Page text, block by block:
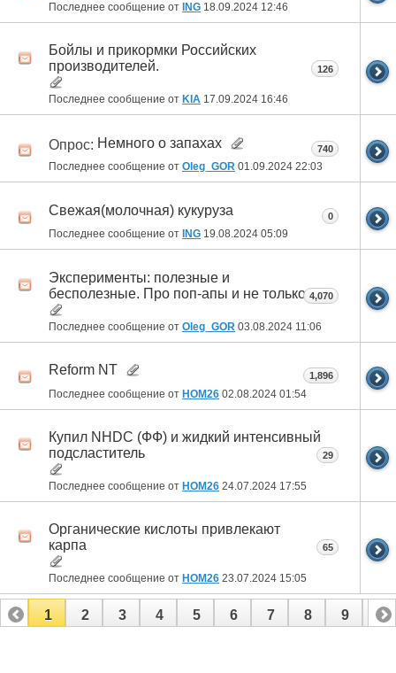
Последнее сообщение от ING 18.09.2024 12:46
Бойлы и прикормки Российских
производителей.
Последнее сообщение от KIA 17.09.2024 16:46
126
Опрос: Немного о запахах
Последнее сообщение от Oleg_GOR 01.09.2024 22:03
740
Свежая(молочная) кукуруза
Последнее сообщение от ING 19.08.2024 05:09
0
Эксперименты: полезные и
бесполезные. Про поп-апы и не только...
Последнее сообщение от Oleg_GOR 03.08.2024 11:06
4,070
Reform NT
Последнее сообщение от HOM26 02.08.2024 01:54
1,896
Купил NHDC (ФФ) и жидкий интенсивный
подсластитель
Последнее сообщение от HOM26 24.07.2024 17:55
29
Органические кислоты привлекают
карпа
Последнее сообщение от HOM26 23.07.2024 15:05
65
1 2 3 4 5 6 7 8 9 10